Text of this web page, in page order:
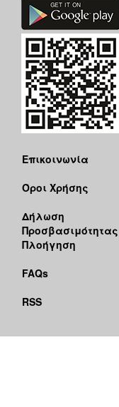
Επικοινωνία
Όροι Χρήσης
Δήλωση
Προσβασιμότητας
Πλοήγηση
FAQs
RSS